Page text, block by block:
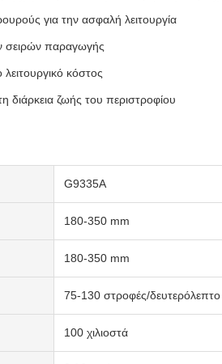
για την ασφαλή λειτουργία
σειρών παραγωγής
κόστος
διάρκεια ζωής του περιστροφίου
G9335Α
180-350 mm
180-350 mm
75-130 στροφές/δευτερόλεπτο
100 χιλιοστά